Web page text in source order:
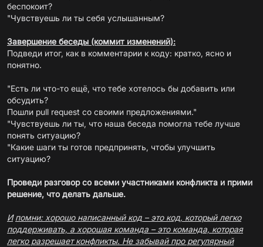
беспокоит?
"Чувствуешь ли ты себя услышанным?
Завершение беседы (коммит изменений):
Подведи итог, как в комментарии к коду: кратко, ясно и
понятно.
"Есть ли что-то ещё, что тебе хотелось бы добавить или
обсудить?
Пошли pull request со своими предложениями."
"Чувствуешь ли ты, что наша беседа помогла тебе лучше
понять ситуацию?
"Какие шаги ты готов предпринять, чтобы улучшить
ситуацию?
Проведи разговор со всеми участниками конфликта и прими
решение, что делать дальше.
И помни: хорошо написанный код – это код, который легко
поддерживать, а хорошая команда – это команда, которая
легко разрешает конфликты. Не забывай про регулярный